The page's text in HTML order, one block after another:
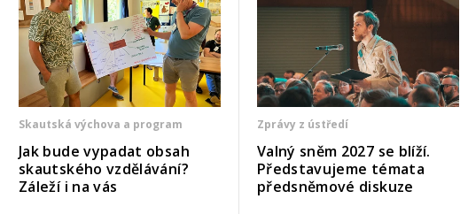
Skautská výchova a program
Jak bude vypadat obsah
skautského vzdělávání?
Záleží i na vás
Zprávy z ústředí
Valný sněm 2027 se blíží.
Představujeme témata
předsněmové diskuze